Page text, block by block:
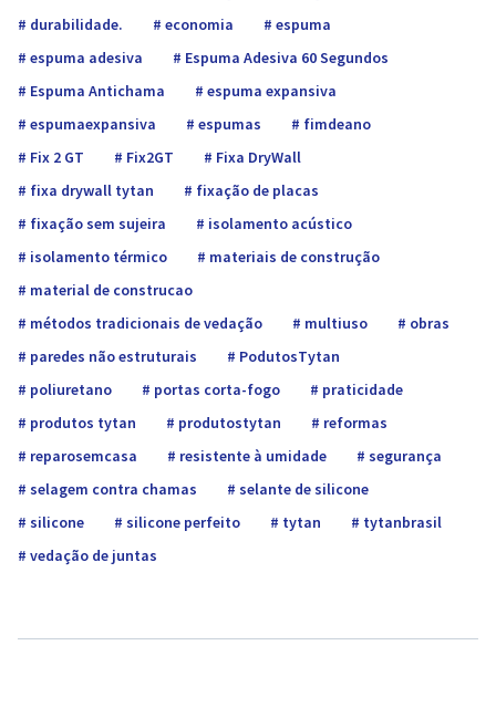
durabilidade.
economia
espuma
espuma adesiva
Espuma Adesiva 60 Segundos
Espuma Antichama
espuma expansiva
espumaexpansiva
espumas
fimdeano
Fix 2 GT
Fix2GT
Fixa DryWall
fixa drywall tytan
fixação de placas
fixação sem sujeira
isolamento acústico
isolamento térmico
materiais de construção
material de construcao
métodos tradicionais de vedação
multiuso
obras
paredes não estruturais
PodutosTytan
poliuretano
portas corta-fogo
praticidade
produtos tytan
produtostytan
reformas
reparosemcasa
resistente à umidade
segurança
selagem contra chamas
selante de silicone
silicone
silicone perfeito tytan
tytanbrasil
vedação de juntas